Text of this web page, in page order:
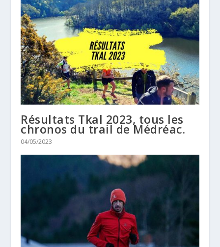
Résultats Tkal 2023, tous les
chronos du trail de Médréac.
04/05/2023